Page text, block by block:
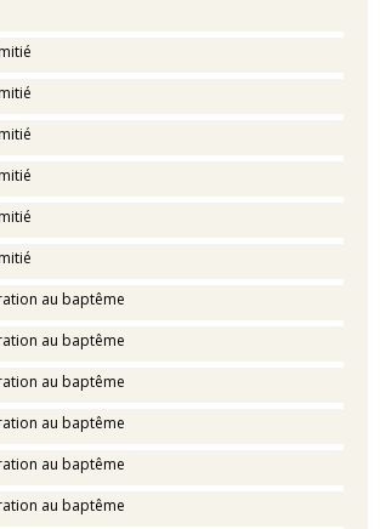
au baptême
au baptême
au baptême
au baptême
au baptême
au baptême